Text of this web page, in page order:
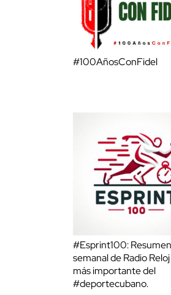
#100AñosConFidel
#Esprint100: Resumen
semanal de Radio
más importante del
#deportecubano.